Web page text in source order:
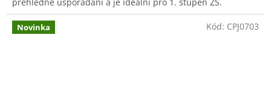
Novinka Kód: CPJ0703